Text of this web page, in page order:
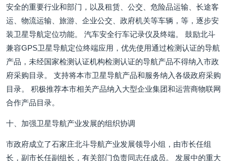
安全的重要行业和部门，以及租赁、公交、危险品运输、长途客
运、物流运输、旅游、企业公交、政府机关等车辆，等，逐步安
装卫星导航定位功能。 汽车安全行车记录仪及终端。 鼓励北斗
兼容GPS卫星导航定位终端应用，优先使用通过检测认证的导航
产品，未经国家检测认证机构检测认证的导航产品不得纳入市政
府采购目录。 支持将本市卫星导航产品和服务纳入各级政府采购
目录。 积极推荐本市相关产品纳入大型企业集团和运营商物联网
合作产品目录。
十、加强卫星导航产业发展的组织协调
市政府成立了石家庄北斗导航产业发展领导小组，由市长任组
长，副市长任副组长，有关部门负责同志任成员。 发展中的重大